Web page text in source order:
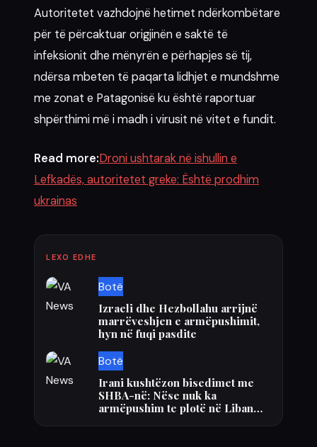
Autoritetet vazhdojnë hetimet ndërkombëtare
për të përcaktuar origjinën e saktë të
infeksionit dhe mënyrën e përhapjes së tij,
ndërsa mbeten të paqarta lidhjet e mundshme
me zonat e Patagonisë ku është raportuar
shpërthimi më i madh i virusit në vitet e fundit.
Read more:Droni ushtarak në ishullin e
Lefkadës, autoritetet greke: Është prodhim
ukrainas
LEXO EDHE
Botë
Izraeli dhe Hezbollahu arrijnë
marrëveshjen e armëpushimit,
hyn në fuqi pasdite
Botë
Irani kushtëzon bisedimet me
SHBA-në: Nëse nuk ka
armëpushim te plotë në Liban…